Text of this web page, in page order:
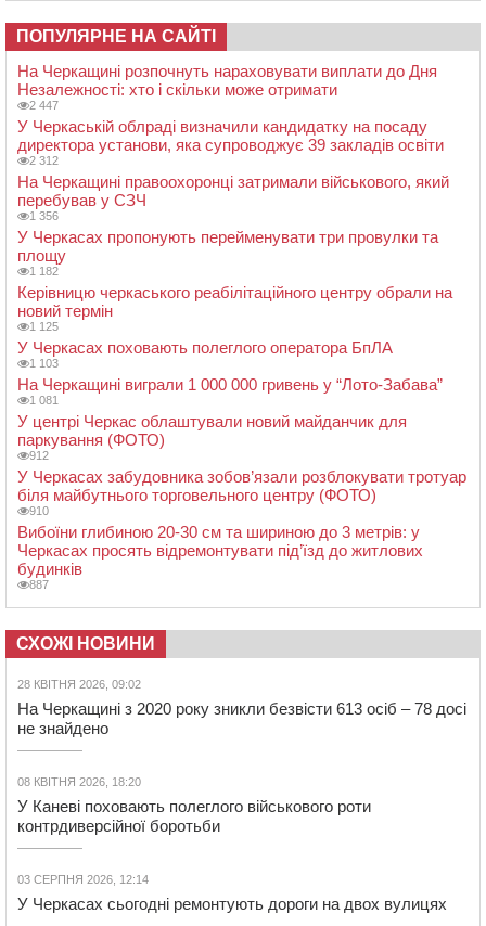
ПОПУЛЯРНЕ НА САЙТІ
На Черкащині розпочнуть нараховувати виплати до Дня
Незалежності: хто і скільки може отримати
2 447
У Черкаській облраді визначили кандидатку на посаду
директора установи, яка супроводжує 39 закладів освіти
2 312
На Черкащині правоохоронці затримали військового, який
перебував у СЗЧ
1 356
У Черкасах пропонують перейменувати три провулки та
площу
1 182
Керівницю черкаського реабілітаційного центру обрали на
новий термін
1 125
У Черкасах поховають полеглого оператора БпЛА
1 103
На Черкащині виграли 1 000 000 гривень у “Лото-Забава”
1 081
У центрі Черкас облаштували новий майданчик для
паркування (ФОТО)
912
У Черкасах забудовника зобов’язали розблокувати тротуар
біля майбутнього торговельного центру (ФОТО)
910
Вибоїни глибиною 20-30 см та шириною до 3 метрів: у
Черкасах просять відремонтувати під’їзд до житлових
будинків
887
СХОЖІ НОВИНИ
28 КВІТНЯ 2026, 09:02
На Черкащині з 2020 року зникли безвісти 613 осіб – 78 досі
не знайдено
08 КВІТНЯ 2026, 18:20
У Каневі поховають полеглого військового роти
контрдиверсійної боротьби
03 СЕРПНЯ 2026, 12:14
У Черкасах сьогодні ремонтують дороги на двох вулицях